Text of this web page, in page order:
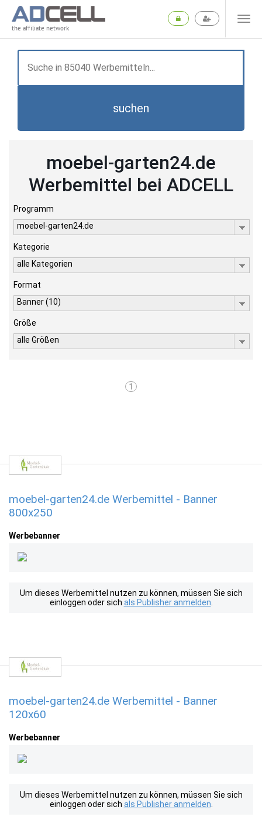
the affiliate network
suchen
moebel-garten24.de
Werbemittel bei ADCELL
Programm
moebel-garten24.de
Kategorie
alle Kategorien
Format
Banner (10)
Größe
alle Größen
1
moebel-garten24.de Werbemittel - Banner
800x250
Werbebanner
Um dieses Werbemittel nutzen zu können, müssen Sie sich
einloggen oder sich als Publisher anmelden
moebel-garten24.de Werbemittel - Banner
120x60
Werbebanner
Um dieses Werbemittel nutzen zu können, müssen Sie sich
einloggen oder sich als Publisher anmelden